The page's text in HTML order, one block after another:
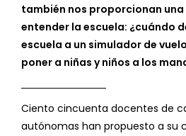
también nos proporcionan
entender la escuela: ¿cuándo
escuela a un simulador de
poner a niñas y niños a los
Ciento cincuenta docentes de
autónomas han propuesto a su